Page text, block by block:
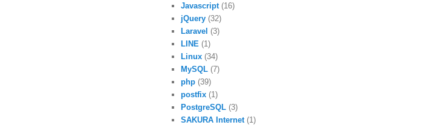
Javascript (16)
jQuery (32)
Laravel (3)
LINE (1)
Linux (34)
MySQL (7)
php (39)
postfix (1)
PostgreSQL (3)
SAKURA Internet (1)